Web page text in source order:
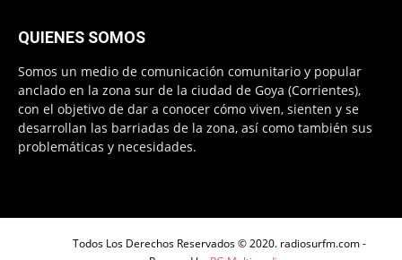
QUIENES SOMOS
Somos un medio de comunicación comunitario y popular
anclado en la zona sur de la ciudad de Goya (Corrientes),
con el objetivo de dar a conocer cómo viven, sienten y se
desarrollan las barriadas de la zona, así como también sus
problemáticas y necesidades.
Todos Los Derechos Reservados © 2020. radiosurfm.com -